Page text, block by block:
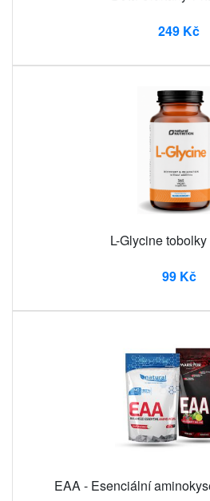
249 Kč
L-Glycine
99 Kč
EAA - Esenciální